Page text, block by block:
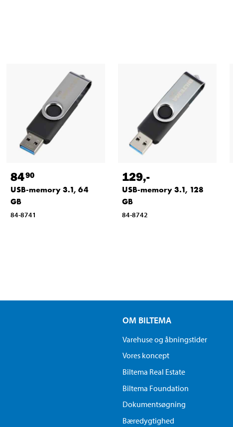
8490
USB-memory 3.1, 64
GB
84-8741
129,-
USB-memory 3.1, 128
GB
84-8742
OM BILTEMA
Varehuse og åbningstider
Vores koncept
Biltema Real Estate
Biltema Foundation
Dokumentsøgning
Bæredygtighed